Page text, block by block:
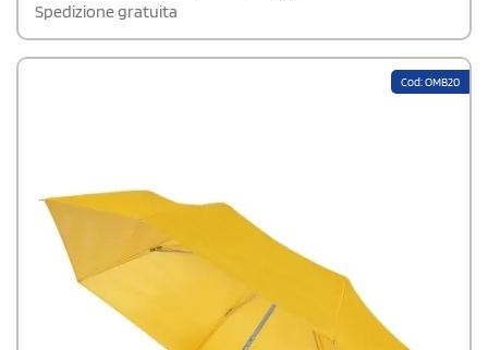
Spedizione gratuita
Cod: OMB20